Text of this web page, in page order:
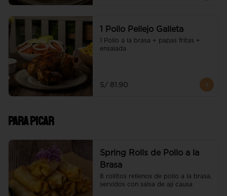
1 Pollo Pellejo Galleta
1 Pollo a la brasa + papas fritas +
ensalada
S/ 81.90
Para picar
Spring Rolls de Pollo a la
Brasa
8 rollitos rellenos de pollo a la brasa,
servidos con salsa de ají causa